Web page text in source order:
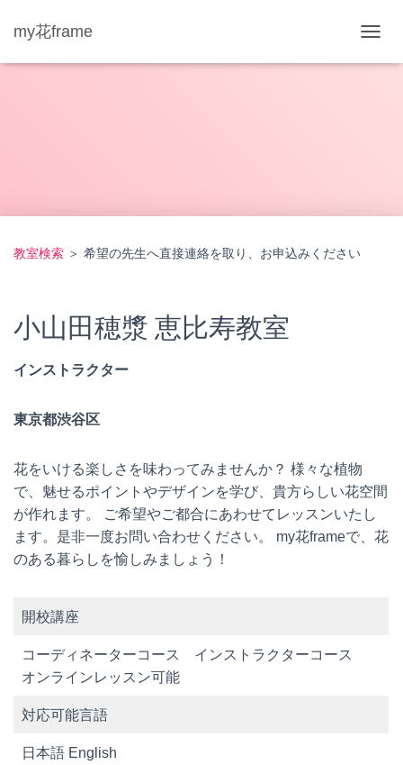
my花frame
ビ
替
教室検索 ＞ 希望の先生へ直接連絡を取り、お申込みください
小山田穂漿 恵比寿教室
インストラクター
東京都渋谷区
花をいける楽しさを味わってみませんか？ 様々な植物
で、魅せるポイントやデザインを学び、貴方らしい花空間
が作れます。 ご希望やご都合にあわせてレッスンいたし
ます。是非一度お問い合わせください。 my花frameで、花
のある暮らしを愉しみましょう！
開校講座
コーディネーターコース インストラクターコース
オンラインレッスン可能
対応可能言語
日本語 English